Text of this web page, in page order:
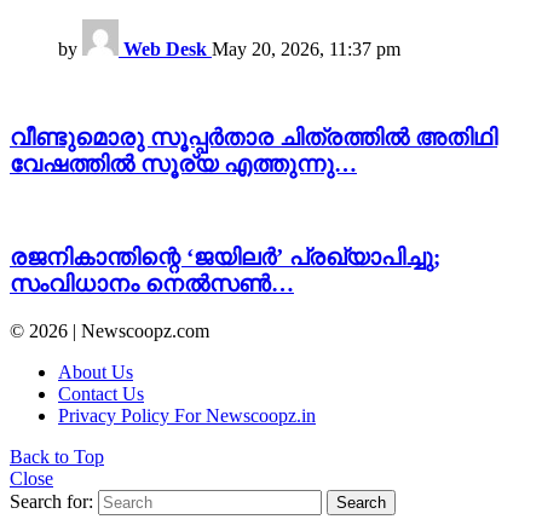
by Web Desk May 20, 2026, 11:37 pm
വീണ്ടുമൊരു സൂപ്പർതാര ചിത്രത്തിൽ അതിഥി
വേഷത്തിൽ സൂര്യ എത്തുന്നു…
രജനികാന്തിന്റെ ‘ജയിലർ’ പ്രഖ്യാപിച്ചു;
സംവിധാനം നെൽസൺ…
© 2026 | Newscoopz.com
About Us
Contact Us
Privacy Policy For Newscoopz.in
Back to Top
Close
Search for:
Search